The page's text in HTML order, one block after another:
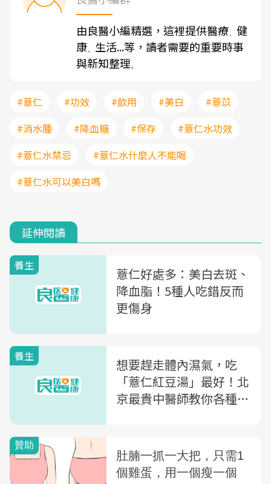
由良醫小編精選，這裡提供醫療、 健
康、 生活...等，讀者需要的重要時事
與新知整理。
#薏仁 #功效 #飲用 #美白
#薏苡
#消水腫
#降血糖 #保存
#薏仁水功效
#薏仁水禁忌
#薏仁水什麼人不能喝
#薏仁水可以美白嗎
延伸閱讀
養生
薏仁好處多：美白去斑、
降血脂！5種人吃錯反而
更傷身
養生
想要趕走體內濕氣，吃
「薏仁紅豆湯」最好！北
京最貴中醫師教你各種體